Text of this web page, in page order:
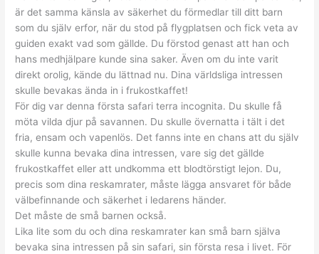
är det samma känsla av säkerhet du förmedlar till ditt barn
som du själv erfor, när du stod på flygplatsen och fick veta av
guiden exakt vad som gällde. Du förstod genast att han och
hans medhjälpare kunde sina saker. Även om du inte varit
direkt orolig, kände du lättnad nu. Dina världsliga intressen
skulle bevakas ända in i frukostkaffet!
För dig var denna första safari terra incognita. Du skulle få
möta vilda djur på savannen. Du skulle övernatta i tält i det
fria, ensam och vapenlös. Det fanns inte en chans att du själv
skulle kunna bevaka dina intressen, vare sig det gällde
frukostkaffet eller att undkomma ett blodtörstigt lejon. Du,
precis som dina reskamrater, måste lägga ansvaret för både
välbefinnande och säkerhet i ledarens händer.
Det måste de små barnen också.
Lika lite som du och dina reskamrater kan små barn själva
bevaka sina intressen på sin safari, sin första resa i livet. För